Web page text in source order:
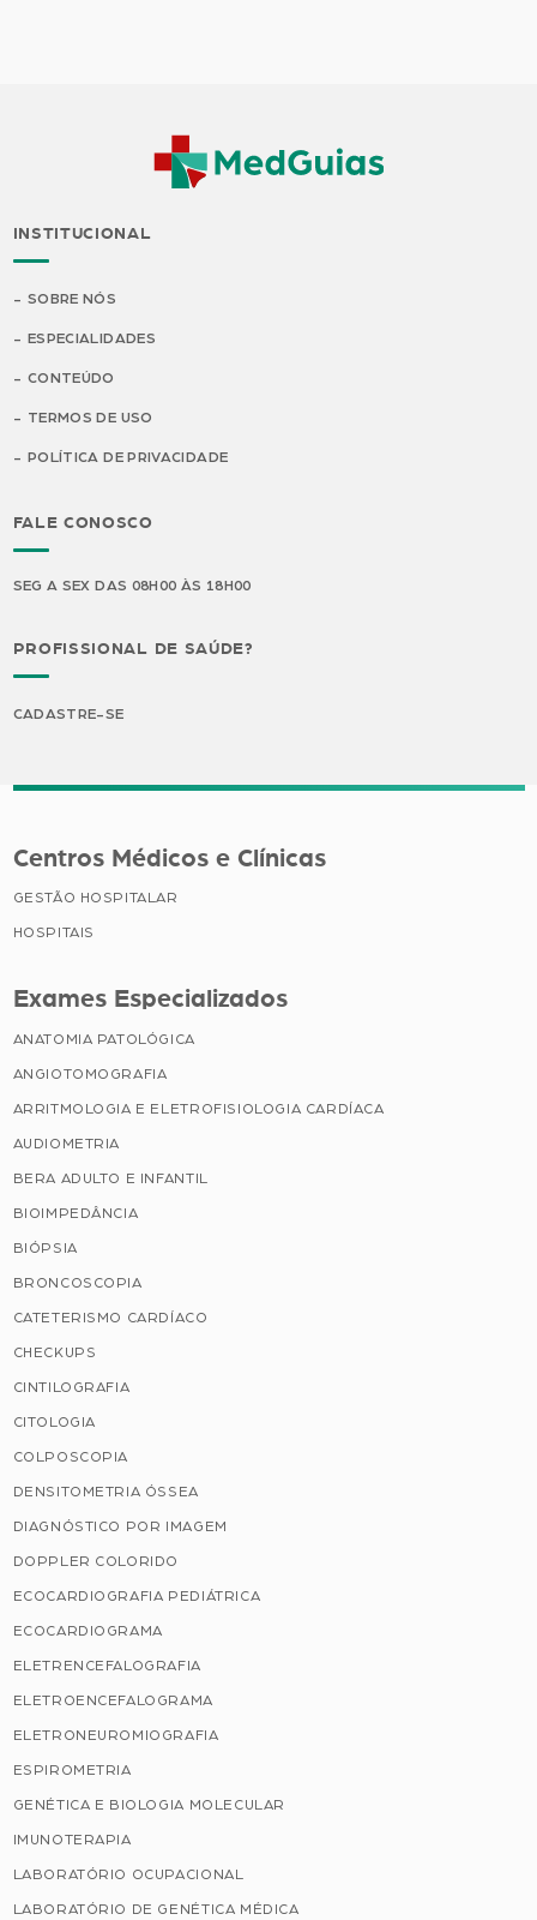
INSTITUCIONAL
SOBRE NÓS
ESPECIALIDADES
CONTEÚDO
TERMOS DE USO
POLÍTICA DE PRIVACIDADE
FALE CONOSCO
SEG A SEX DAS 08H00 ÀS 18H00
PROFISSIONAL DE SAÚDE?
CADASTRE-SE
Centros Médicos e Clínicas
GESTÃO HOSPITALAR
HOSPITAIS
Exames Especializados
ANATOMIA PATOLÓGICA
ANGIOTOMOGRAFIA
ARRITMOLOGIA E ELETROFISIOLOGIA CARDÍACA
AUDIOMETRIA
BERA ADULTO E INFANTIL
BIOIMPEDÂNCIA
BIÓPSIA
BRONCOSCOPIA
CATETERISMO CARDÍACO
CHECKUPS
CINTILOGRAFIA
CITOLOGIA
COLPOSCOPIA
DENSITOMETRIA ÓSSEA
DIAGNÓSTICO POR IMAGEM
DOPPLER COLORIDO
ECOCARDIOGRAFIA PEDIÁTRICA
ECOCARDIOGRAMA
ELETRENCEFALOGRAFIA
ELETROENCEFALOGRAMA
ELETRONEUROMIOGRAFIA
ESPIROMETRIA
GENÉTICA E BIOLOGIA MOLECULAR
IMUNOTERAPIA
LABORATÓRIO OCUPACIONAL
LABORATÓRIO DE GENÉTICA MÉDICA